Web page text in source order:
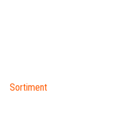
Sortiment